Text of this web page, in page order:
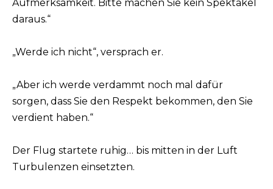
Aufmerksamkeit. Bitte machen Sie kein Spektakel
daraus.“
„Werde ich nicht“, versprach er.
„Aber ich werde verdammt noch mal dafür
sorgen, dass Sie den Respekt bekommen, den Sie
verdient haben.“
Der Flug startete ruhig… bis mitten in der Luft
Turbulenzen einsetzten.